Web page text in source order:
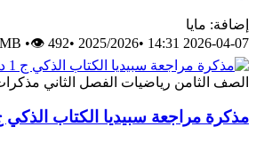
2026-
•
2025/2026
•
1.1MB • 👁 492
رياضيات الفصل الثاني مذكرات وبنوك
سبيديا الكتاب الذكي ج 1 دروس المنهاج